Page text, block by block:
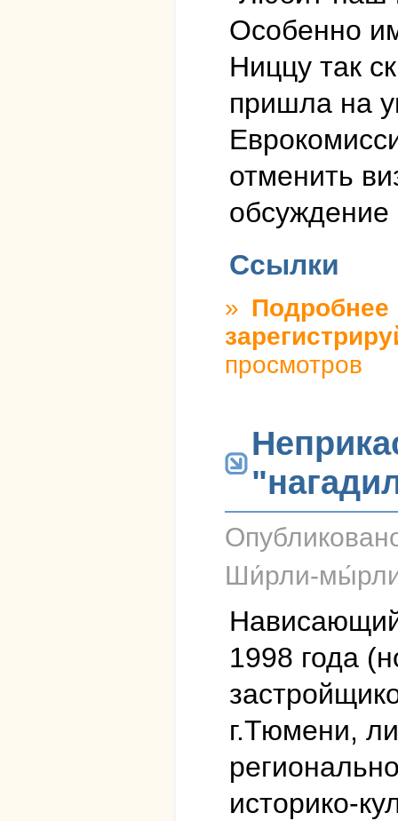
Особенно
Ниццу так
пришла на
отменить
Ссылки
» Подробнее
просмотров
Ши́рли-
1998 года
г.Тюмени,
историко-